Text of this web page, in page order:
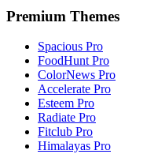
Premium Themes
Spacious Pro
FoodHunt Pro
ColorNews Pro
Accelerate Pro
Esteem Pro
Radiate Pro
Fitclub Pro
Himalayas Pro